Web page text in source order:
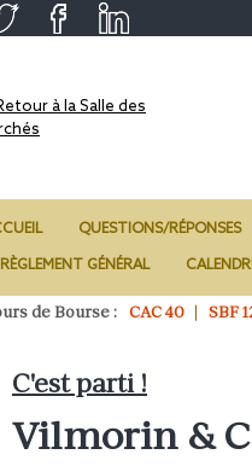
à la Salle des
QUESTIONS/RÉPONSES
RÈGLEMENT GÉNÉRAL
de Bourse : CAC 40 SBF
C'est parti !
Vilmorin &